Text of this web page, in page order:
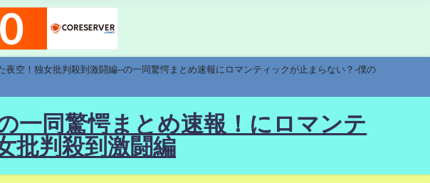
空！独女批判殺到激闘編--の一同驚愕まとめ速報にロマンティックが止まらない？-僕の
一同驚愕まとめ速報！にロマンテ
批判殺到激闘編